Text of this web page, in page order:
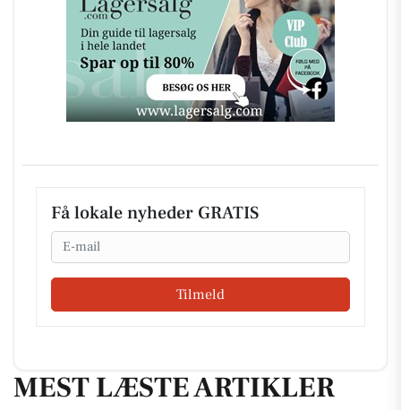
Få lokale nyheder GRATIS
Email
Tilmeld
MEST LÆSTE ARTIKLER